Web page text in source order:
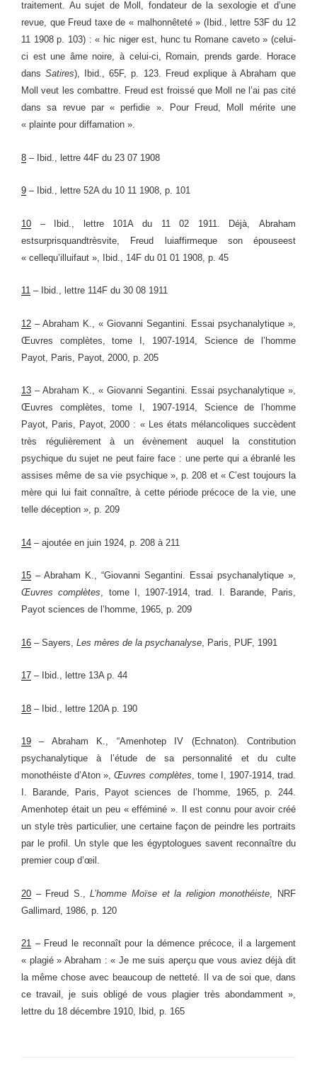
traitement. Au sujet de Moll, fondateur de la sexologie et d’une
revue, que Freud taxe de « malhonnêteté » (Ibid., lettre 53F du 12
11 1908 p. 103) : « hic niger est, hunc tu Romane caveto » (celui-
ci est une âme noire, à celui-ci, Romain, prends garde. Horace
dansSatires), Ibid.,65F, p. 123. Freud explique à Abrahamque
Moll veut les combattre. Freudest froissé que Moll ne l’ai pas cité
dans sa revue par « perfidie ». Pour Freud, Moll
mérite une
« plainte pour diffamation ».
8 –Ibid., lettre 44F du 23 07 1908
9 – Ibid., lettre 52A du 10 11 1908, p. 101
10 –Ibid., lettre 101A du 11 02 1911. Déjà,Abraham
estsurprisquandtrèsvite Freud luiaffirmequeson épouseest
« cellequ’il luifaut », Ibid., 14F du 01 01 1908 p. 45
11 – Ibid., lettre 114F du 30 08 1911
12 – Abraham K., « Giovanni Segantini. Essai psychanalytique »,
Œuvres complètes, tome I, 1907-1914, Science de l’homme
Payot, Paris, Payot, 2000, p. 205
13 – Abraham K., « Giovanni Segantini. Essai psychanalytique »,
Œuvres complètes, tome I, 1907-1914, Science de l’homme
Payot, Paris, Payot, 2000 : « Les états mélancoliques succèdent
très régulièrement à un évènement auquel la constitution
psychique du sujet ne peut faire face : une perte qui a ébranlé les
assises même de sa vie psychique », p. 208 et « C’est toujours la
mère qui lui fait connaître, à cette période précoce de la vie, une
telle déception », p. 209
14 – ajoutée en juin 1924, p. 208 à 211
15 – Abraham K., “Giovanni Segantini. Essai psychanalytique »,
Œuvres complètes, tome I, 1907-1914, trad. I. Barande, Paris,
Payot sciences de l’homme, 1965, p. 209
16 – Sayers, Les mères de la psychanalyse , Paris, PUF, 1991
17 – Ibid., lettre 13A p. 44
18 – Ibid., lettre 120A p. 190
19 – Abraham K., “Amenhotep IV (Echnaton). Contribution
psychanalytique à l’étude de sa personnalité et du culte
monothéiste d’Aton »,Œuvres complètes, tome I, 1907-1914, trad.
I. Barande, Paris, Payot sciences de l’homme, 1965, p. 244.
Amenhotep était un peu « efféminé ». Il est connu pour avoir créé
un style très particulier, une certaine façon de peindre les portraits
par le profil. Un style que les égyptologues savent reconnaître du
premier coup d’œil.
20 – Freud S.,L’homme Moïse et la religion monothéiste , NRF
Gallimard, 1986, p. 120
21 – Freud le reconnaît pour la démence précoce, il a largement
« plagié » Abraham : « Je me suis aperçu que vous aviez déjà dit
la même chose avec beaucoup de netteté. Il va de soi que, dans
ce travail, je suis obligé de vous plagier très abondamment »,
lettre du 18 décembre 1910, Ibid, p. 165